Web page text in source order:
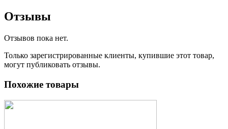
Отзывы
Отзывов пока нет.
Только зарегистрированные клиенты, купившие этот товар,
могут публиковать отзывы.
Похожие товары